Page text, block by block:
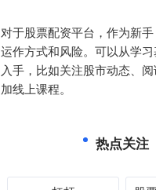
对于股票配资平台，作为新
运作方式和风险。可以从学
入手，比如关注股市动态、
加线上课程。
热点关注